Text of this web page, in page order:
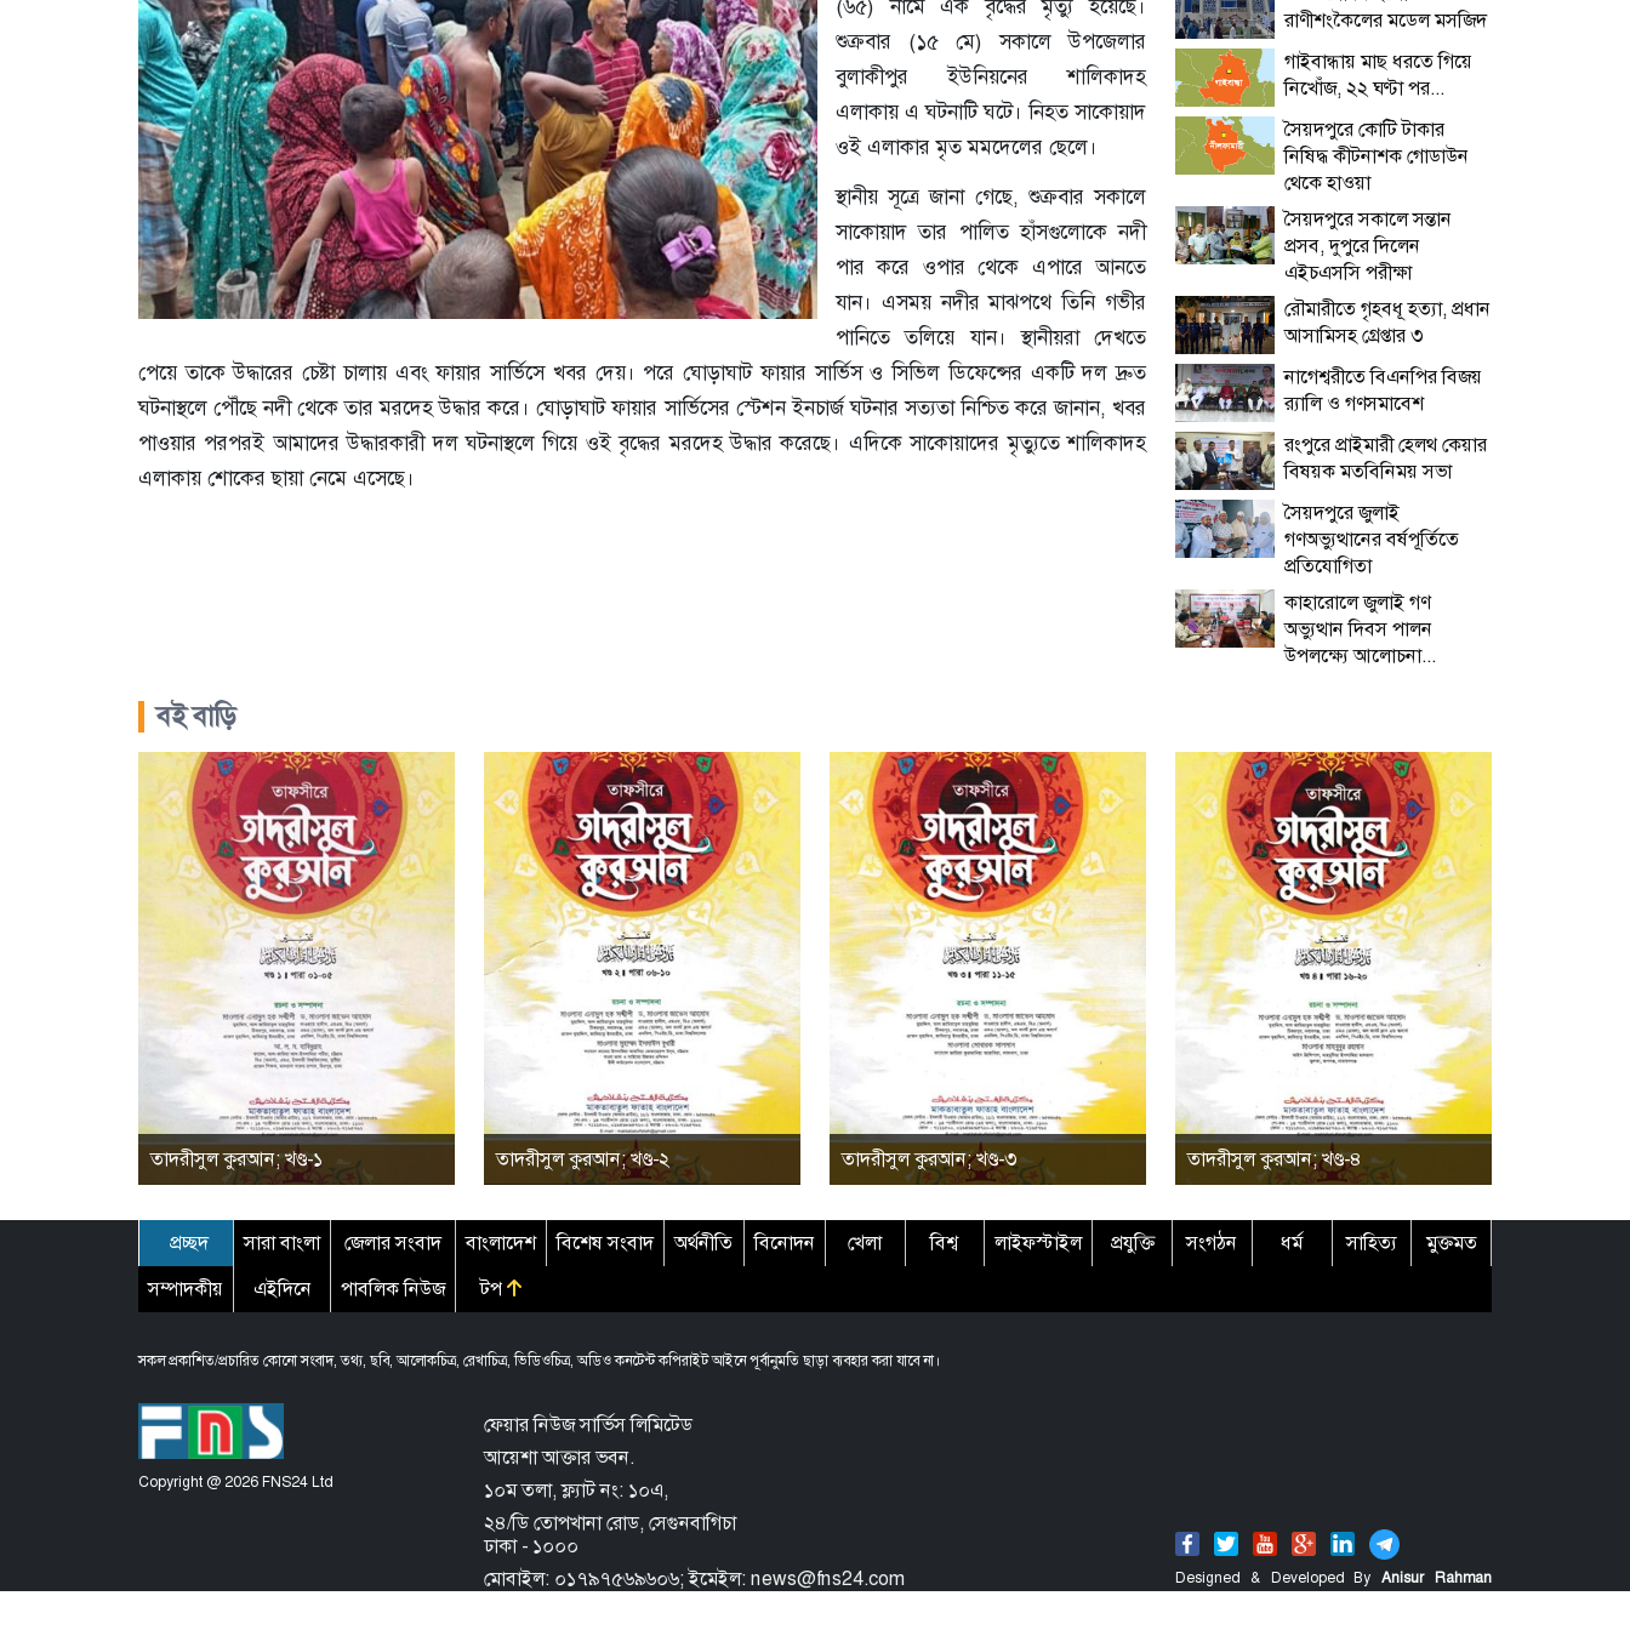
(৬৫) নামে এক বৃদ্ধের মৃত্যু হয়েছে।
শুক্রবার (১৫ মে) সকালে উপজেলার
বুলাকীপুর ইউনিয়নের শালিকাদহ
এলাকায় এ ঘটনাটি ঘটে। নিহত সাকোয়াদ
ওই এলাকার মৃত মমদেলের ছেলে।
স্থানীয় সূত্রে জানা গেছে, শুক্রবার সকালে
সাকোয়াদ তার পালিত হাঁসগুলোকে নদী
পার করে ওপার থেকে এপারে আনতে
যান। এসময় নদীর মাঝপথে তিনি গভীর
পানিতে তলিয়ে যান। স্থানীয়রা দেখতে
পেয়ে তাকে উদ্ধারের চেষ্টা চালায় এবং ফায়ার সার্ভিসে খবর দেয়। পরে ঘোড়াঘাট ফায়ার সার্ভিস ও সিভিল ডিফেন্সের একটি দল দ্রুত
ঘটনাস্থলে পৌঁছে নদী থেকে তার মরদেহ উদ্ধার করে। ঘোড়াঘাট ফায়ার সার্ভিসের স্টেশন ইনচার্জ ঘটনার সত্যতা নিশ্চিত করে জানান, খবর
পাওয়ার পরপরই আমাদের উদ্ধারকারী দল ঘটনাস্থলে গিয়ে ওই বৃদ্ধের মরদেহ উদ্ধার করেছে। এদিকে সাকোয়াদের মৃত্যুতে শালিকাদহ
এলাকায় শোকের ছায়া নেমে এসেছে।
রাণীশংকৈলের মডেল মসজিদ
গাইবান্ধায় মাছ ধরতে গিয়ে
নিখোঁজ, ২২ ঘণ্টা পর...
সৈয়দপুরে কোটি টাকার
নিষিদ্ধ কীটনাশক গোডাউন
থেকে হাওয়া
সৈয়দপুরে সকালে সন্তান
প্রসব, দুপুরে দিলেন
এইচএসসি পরীক্ষা
রৌমারীতে গৃহবধূ হত্যা, প্রধান
আসামিসহ গ্রেপ্তার ৩
নাগেশ্বরীতে বিএনপির বিজয়
র‌্যালি ও গণসমাবেশ
রংপুরে প্রাইমারী হেলথ কেয়ার
বিষয়ক মতবিনিময় সভা
সৈয়দপুরে জুলাই
গণঅভ্যুত্থানের বর্ষপূর্তিতে
প্রতিযোগিতা
কাহারোলে জুলাই গণ
অভ্যুত্থান দিবস পালন
উপলক্ষ্যে আলোচনা...
বই বাড়ি
তাদরীসুল কুরআন; খণ্ড-১ তাদরীসুল কুরআন; খণ্ড-২ তাদরীসুল কুরআন; খণ্ড-৩ তাদরীসুল কুরআন; খণ্ড-৪
প্রচ্ছদ সারা বাংলা জেলার সংবাদ বাংলাদেশ বিশেষ সংবাদ অর্থনীতি বিনোদন খেলা বিশ্ব লাইফস্টাইল প্রযুক্তি সংগঠন ধর্ম সাহিত্য
মুক্তমত
সম্পাদকীয়
এইদিনে পাবলিক নিউজ টপ
সকল প্রকাশিত/প্রচারিত কোনো সংবাদ, তথ্য, ছবি, আলোকচিত্র, রেখাচিত্র, ভিডিওচিত্র, অডিও কনটেন্ট কপিরাইট আইনে পূর্বানুমতি ছাড়া ব্যবহার করা যাবে না।
Copyright @ 2026 FNS24 Ltd
ফেয়ার নিউজ সার্ভিস লিমিটেড
আয়েশা আক্তার ভবন.
১০ম তলা, ফ্ল্যাট নং: ১০এ,
২৪/ডি তোপখানা রোড, সেগুনবাগিচা
ঢাকা - ১০০০
মোবাইল: ০১৭৯৭৫৬৯৬০৬; ইমেইল: news@fns24.com
Designed & Developed ByAnisur Rahman